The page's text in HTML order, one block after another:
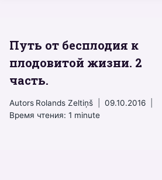
Путь от бесплодия к
плодовитой жизни. 2
часть.
Autors Rolands Zeltiņš
09.10.2016
Время чтения: 1 minute